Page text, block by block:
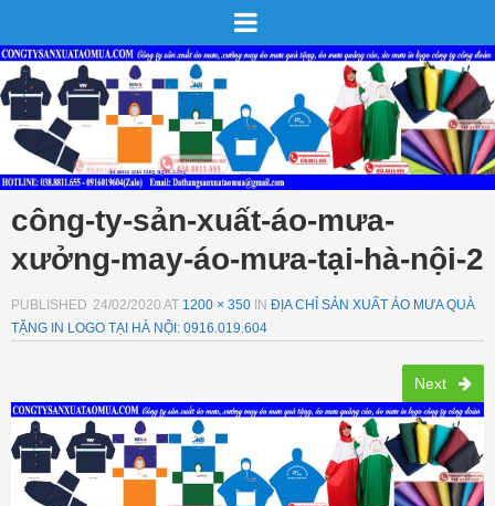
công-ty-sản-xuất-áo-mưa-
xưởng-may-áo-mưa-tại-hà-nội-2
PUBLISHED 24/02/2020 AT 1200 × 350 IN ĐỊA CHỈ SẢN XUẤT ÁO MƯA QUÀ
TẶNG IN LOGO TẠI HÀ NỘI: 0916.019.604
Next